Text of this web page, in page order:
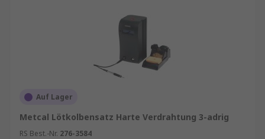
Auf Lager
Metcal Lötkolbensatz Harte Verdrahtung 3-adrig
RS Best.-Nr. 276-3584